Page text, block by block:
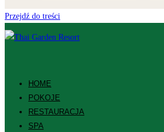
Przejdź do treści
HOME
POKOJE
RESTAURACJA
SPA